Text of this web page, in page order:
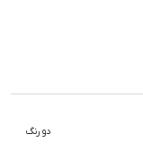
دو رنگ